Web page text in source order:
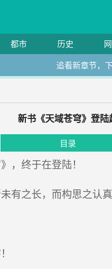
都市 历史
追看新章节，
新书《天域苍穹》登陆
目录
，终于在登陆！
有之长，而构思之认